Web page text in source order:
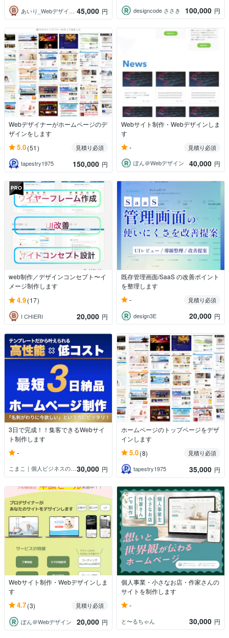
あいり_Webデザイナー 45,000 円 designcode ささき 100,000 円
Webデザイナーがホームページのデ
ザインをします
5.0(51)
見積り必須
tapestry1975
150,000 円
Webサイト制作・Webデザインしま
す
-
見積り必須
ぽん＠Webデザイン
40,000 円
web制作／デザインコンセプト〜イ
メージ制作します
4.9(17)
I CHIERI 20,000 円
既存管理画面/SaaS の改善ポイント
を整理します
-
見積り必須
design3E
20,000 円
3日で完成！！集客できるWebサイ
ト制作します
-
こまこ｜個人ビジネスの伴走型デザイナー 30,000 円
ホームページのトップページをデザ
インします
5.0(8)
見積り必須
tapestry1975
35,000 円
Webサイト制作・Webデザインしま
す
4.7(3)
見積り必須
ぽん＠Webデザイン
20,000 円
個人事業・小さなお店・作家さんの
サイトを制作します
-
と〜るちゃん 30,000 円